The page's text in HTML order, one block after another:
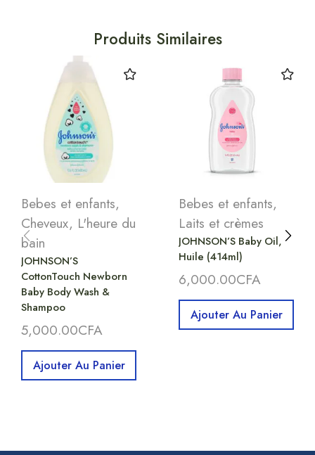
Produits Similaires
Bebes et enfants,
Cheveux, L'heure du
bain
JOHNSON’S
CottonTouch Newborn
Baby Body Wash &
Shampoo
5,000.00CFA
Ajouter Au Panier
Bebes et enfants,
Laits et crèmes
JOHNSON’S Baby Oil,
Huile (414ml)
6,000.00CFA
Ajouter Au Panier